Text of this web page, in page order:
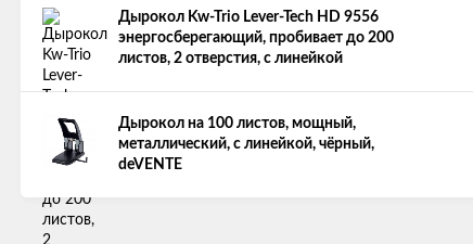
Дырокол Kw-Trio Lever-Tech HD 9556
энергосберегающий, пробивает до 200
листов, 2 отверстия, с линейкой
Дырокол на 100 листов, мощный,
металлический, с линейкой, чёрный,
deVENTE